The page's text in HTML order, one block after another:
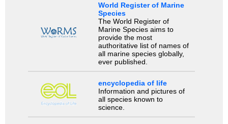
World Register of Marine
Species
The World Register of
Marine Species aims to
provide the most
authoritative list of names of
all marine species globally,
ever published.
encyclopedia of life
Information and pictures of
all species known to
science.